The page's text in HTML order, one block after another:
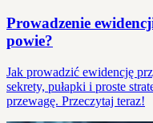
Prowadzenie
powie?
Jak prowadzić ewidencję
sekrety, pułapki i proste
przewagę. Przeczytaj teraz!